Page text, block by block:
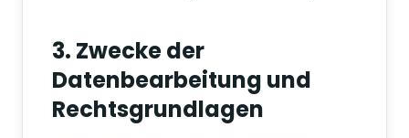
3. Zwecke der
Datenbearbeitung und
Rechtsgrundlagen